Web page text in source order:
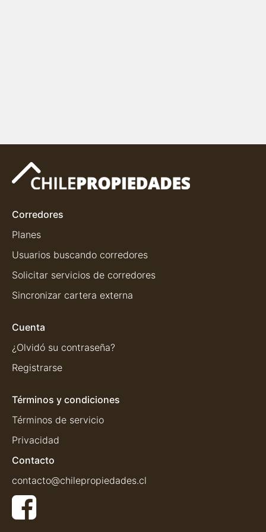
Corredores
Planes
Usuarios buscando corredores
Solicitar servicios de corredores
Sincronizar cartera externa
Cuenta
¿Olvidó su contraseña?
Registrarse
Términos y condiciones
Términos de servicio
Privacidad
Contacto
contacto@chilepropiedades.cl